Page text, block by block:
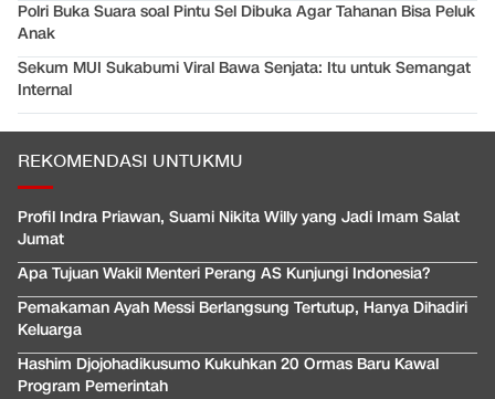
Polri Buka Suara soal Pintu Sel Dibuka Agar Tahanan Bisa Peluk
Anak
Sekum MUI Sukabumi Viral Bawa Senjata: Itu untuk Semangat
Internal
REKOMENDASI UNTUKMU
Profil Indra Priawan, Suami Nikita Willy yang Jadi Imam Salat
Jumat
Apa Tujuan Wakil Menteri Perang AS Kunjungi Indonesia?
Pemakaman Ayah Messi Berlangsung Tertutup, Hanya Dihadiri
Keluarga
Hashim Djojohadikusumo Kukuhkan 20 Ormas Baru Kawal
Program Pemerintah